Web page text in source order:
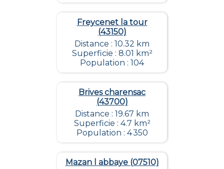
Freycenet la tour
(43150)
Distance : 10.32 km
Superficie : 8.01 km²
Population : 104
Brives charensac
(43700)
Distance : 19.67 km
Superficie : 4.7 km²
Population : 4 350
Mazan l abbaye (07510)